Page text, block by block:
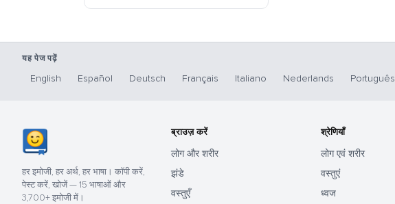
यह पेज पढ़ें
English Español Deutsch Français Italiano Nederlands Português
हर इमोजी, हर अर्थ, हर भाषा। कॉपी करें,
पेस्ट करें, खोजें — 15 भाषाओं और
3,700+ इमोजी में।
ब्राउज़ करें
लोग और शरीर
झंडे
वस्तुएँ
श्रेणियाँ
लोग एवं शरीर
वस्तुएं
ध्वज